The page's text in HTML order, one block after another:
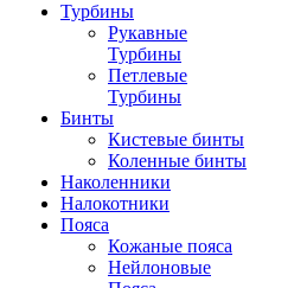
Турбины
Рукавные
Турбины
Петлевые
Турбины
Бинты
Кистевые бинты
Коленные бинты
Наколенники
Налокотники
Пояса
Кожаные пояса
Нейлоновые